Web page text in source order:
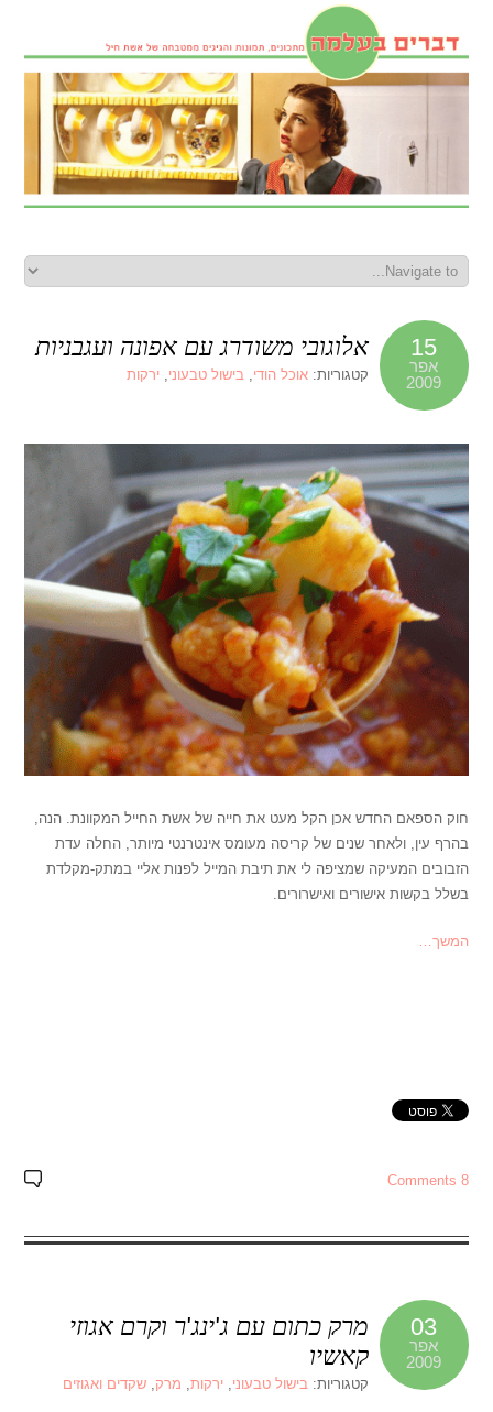
15
אפר
2009
אלוגובי משודרג עם אפונה ועגבניות
קטגוריות:אוכל הודי,בישול טבעוני,ירקות
חוק הספאם החדש אכן הקל מעט את חייה של אשת החייל המקוונת. הנה,
בהרף עין, ולאחר שנים של קריסה מעומס אינטרנטי מיותר, החלה עדת
הזבובים המעיקה שמציפה לי את תיבת המייל לפנות אליי במתק-מקלדת
בשלל בקשות אישורים ואישרורים.
המשך…
8 Comments
03
אפר
2009
מרק כתום עם ג'ינג'ר וקרם אגוזי
קאשיו
קטגוריות:בישול טבעוני,ירקות, מרק,שקדים ואגוזים